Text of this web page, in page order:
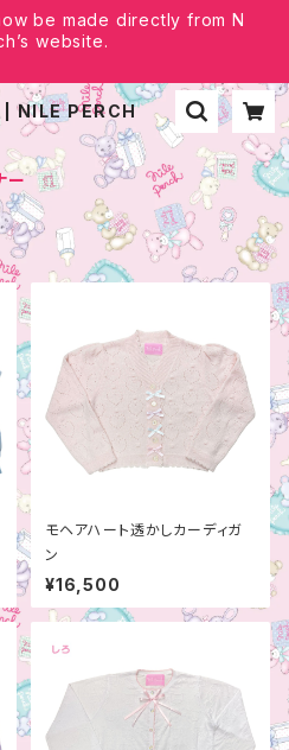
be made directly from N
website.
| NILE PERCH
ー
モヘアハート透かしカーディガ
ン
¥16,500